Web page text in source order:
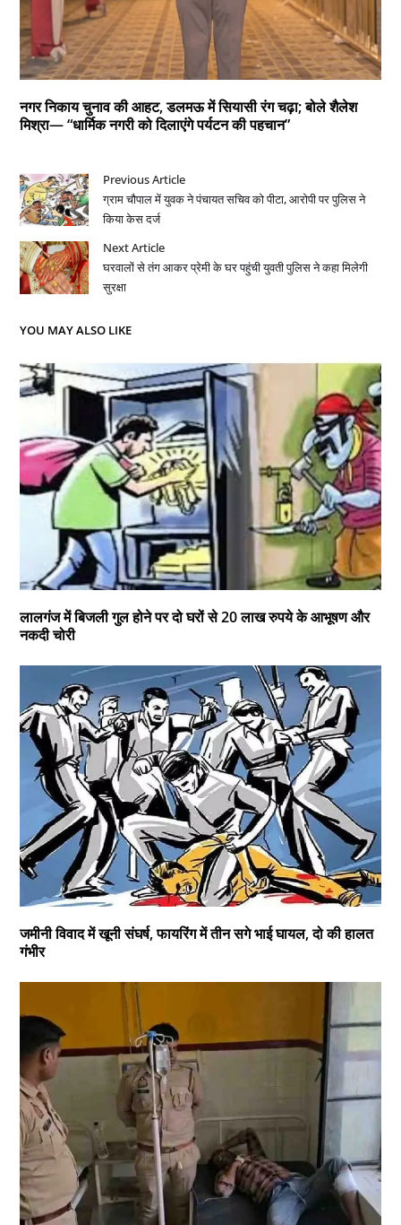
नगर निकाय चुनाव की आहट, डलमऊ में सियासी रंग चढ़ा; बोले शैलेश
मिश्रा— “धार्मिक नगरी को दिलाएंगे पर्यटन की पहचान”
Previous Article
ग्राम चौपाल में युवक ने पंचायत सचिव को पीटा, आरोपी पर पुलिस ने
किया केस दर्ज
Next Article
घरवालों से तंग आकर प्रेमी के घर पहुंची युवती पुलिस ने कहा मिलेगी
सुरक्षा
YOU MAY ALSO LIKE
लालगंज में बिजली गुल होने पर दो घरों से 20 लाख रुपये के आभूषण और
नकदी चोरी
जमीनी विवाद में खूनी संघर्ष, फायरिंग में तीन सगे भाई घायल, दो की हालत
गंभीर